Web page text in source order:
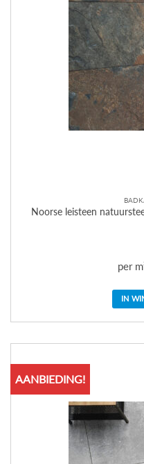
Noorse leisteen
per
IN
AANBIEDING!